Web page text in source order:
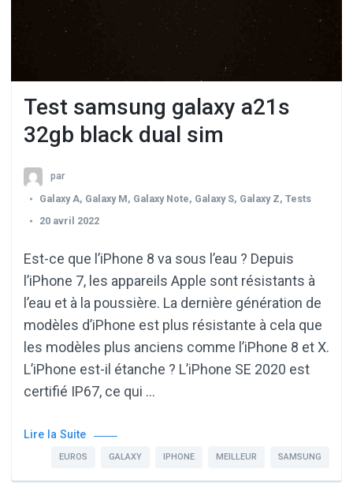
Test samsung galaxy a21s
32gb black dual sim
par
Galaxy A, Galaxy M, Galaxy Note, Galaxy S, Galaxy Z, Tests
20 avril 2022
Est-ce que l’iPhone 8 va sous l’eau ? Depuis
l’iPhone 7, les appareils Apple sont résistants à
l’eau et à la poussière. La dernière génération de
modèles d’iPhone est plus résistante à cela que
les modèles plus anciens comme l’iPhone 8 et X.
L’iPhone est-il étanche ? L’iPhone SE 2020 est
certifié IP67, ce qui …
Lire la Suite
EUROS GALAXY IPHONE MEILLEUR SAMSUNG